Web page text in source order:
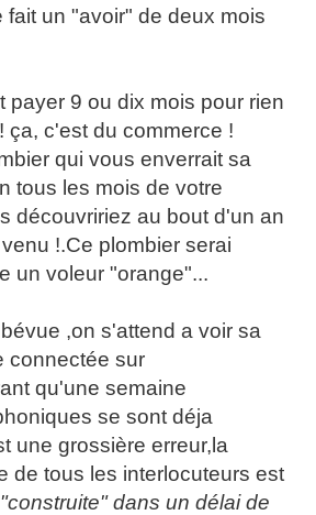
fait un "avoir" de deux mois
payer 9 ou dix mois pour rien
ça, c'est du commerce !
qui vous enverrait sa
tous les mois de votre
découvririez au bout d'un an
!.Ce plombier serai
un voleur "orange"...
,on s'attend a voir sa
connectée sur
qu'une semaine
se sont déja
une grossière erreur,la
de tous les interlocuteurs est
dans un délai de